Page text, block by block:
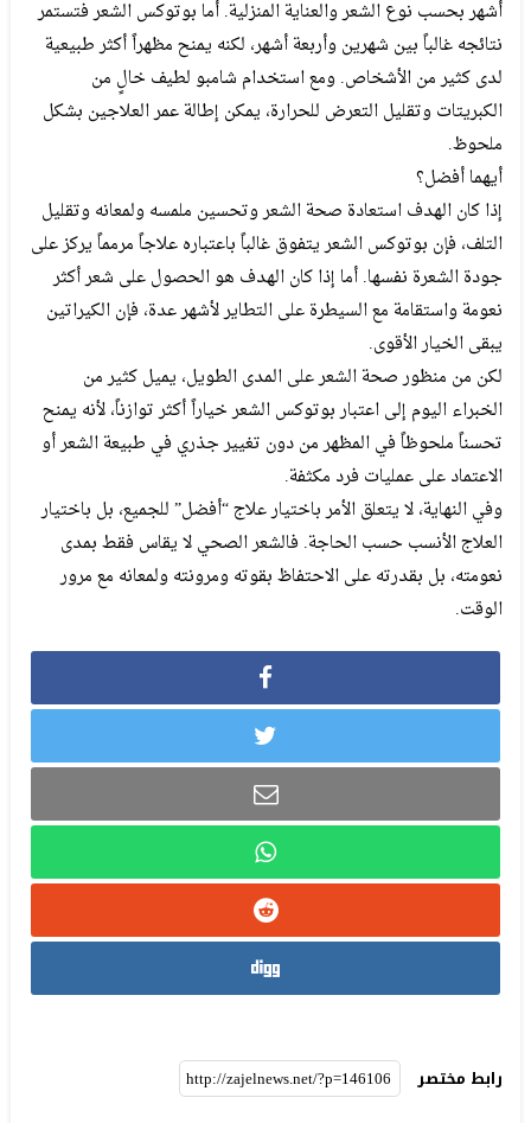
أشهر بحسب نوع الشعر والعناية المنزلية. أما بوتوكس الشعر فتستمر
نتائجه غالباً بين شهرين وأربعة أشهر، لكنه يمنح مظهراً أكثر طبيعية
لدى كثير من الأشخاص. ومع استخدام شامبو لطيف خالٍ من
الكبريتات وتقليل التعرض للحرارة، يمكن إطالة عمر العلاجين بشكل
ملحوظ.
أيهما أفضل؟
إذا كان الهدف استعادة صحة الشعر وتحسين ملمسه ولمعانه وتقليل
التلف، فإن بوتوكس الشعر يتفوق غالباً باعتباره علاجاً مرمماً يركز على
جودة الشعرة نفسها. أما إذا كان الهدف هو الحصول على شعر أكثر
نعومة واستقامة مع السيطرة على التطاير لأشهر عدة، فإن الكيراتين
يبقى الخيار الأقوى.
لكن من منظور صحة الشعر على المدى الطويل، يميل كثير من
الخبراء اليوم إلى اعتبار بوتوكس الشعر خياراً أكثر توازناً، لأنه يمنح
تحسناً ملحوظاً في المظهر من دون تغيير جذري في طبيعة الشعر أو
الاعتماد على عمليات فرد مكثفة.
وفي النهاية، لا يتعلق الأمر باختيار علاج “أفضل” للجميع، بل باختيار
العلاج الأنسب حسب الحاجة. فالشعر الصحي لا يقاس فقط بمدى
نعومته، بل بقدرته على الاحتفاظ بقوته ومرونته ولمعانه مع مرور
الوقت.
رابط مختصر